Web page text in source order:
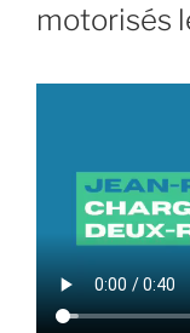
motorisés